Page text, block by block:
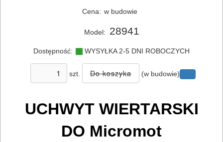
ELEKTRONARZĘDZI
MAGAZYNOWANIE
TRANSPORTOWANIE
NARZĘDZIA
Cena: w budowie
Model: 28941
Dostępność: WYSYŁKA 2-5 DNI ROBOCZYCH
szt. (w budowie)
UCHWYT WIERTARSKI
DO Micromot